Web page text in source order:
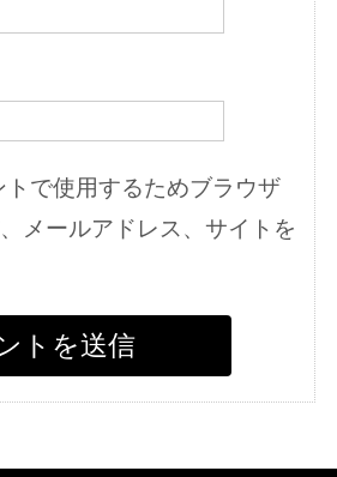
で使用するためブラウザ
メールアドレス、サイトを